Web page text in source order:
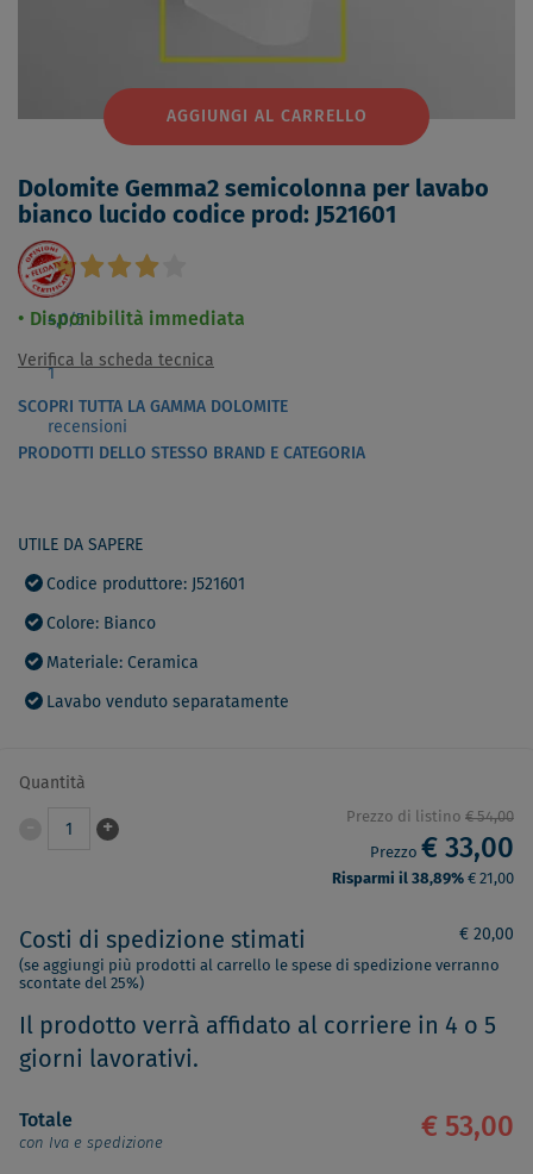
AGGIUNGI AL CARRELLO
Dolomite Gemma2 semicolonna per lavabo
bianco lucido codice prod: J521601
4,0/5
1
recensioni
Disponibilità immediata
Verifica la scheda tecnica
SCOPRI TUTTA LA GAMMA DOLOMITE
PRODOTTI DELLO STESSO BRAND E CATEGORIA
UTILE DA SAPERE
Codice produttore: J521601
Colore: Bianco
Materiale: Ceramica
Lavabo venduto separatamente
Quantità
1 +
Prezzo di listino € 54,00
Prezzo € 33,00
Risparmi il 38,89% € 21,00
Costi di spedizione stimati € 20,00
(se aggiungi più prodotti al carrello le spese di spedizione verranno
scontate del 25%)
Il prodotto verrà affidato al corriere in 4 o 5
giorni lavorativi.
Totale
con Iva e spedizione
€ 53,00